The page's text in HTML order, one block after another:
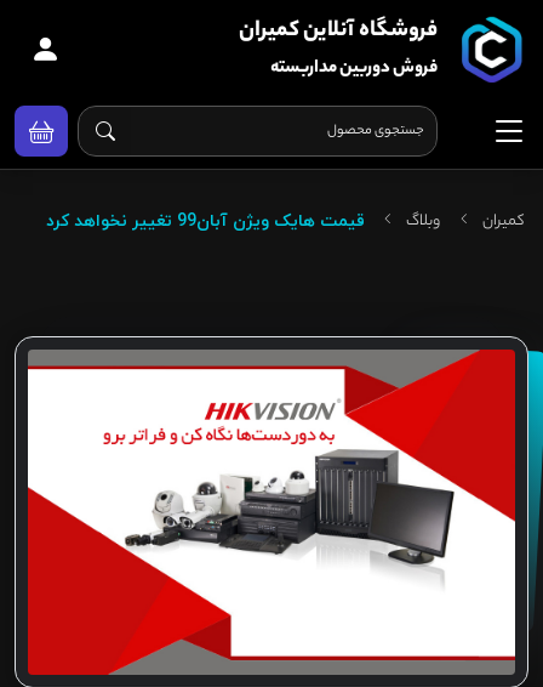
فروشگاه آنلاین کمیران
فروش دوربین مداربسته
کمیران وبلاگ قیمت هایک ویژن آبان99 تغییر نخواهد کرد